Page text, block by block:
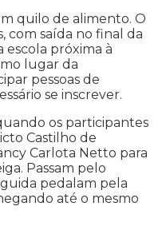
quilo de alimento. O
com saída no final da
escola próxima à
lugar da
pessoas de
se inscrever.
os participantes
Castilho de
Carlota Netto para
Passam pelo
pedalam pela
até o mesmo